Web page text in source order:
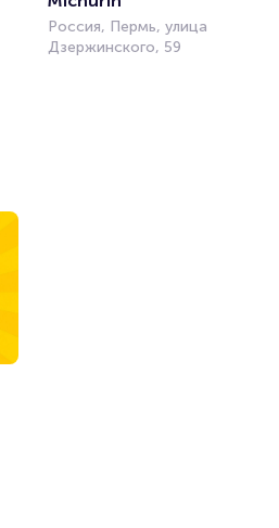
Россия, Пермь, улица
Дзержинского, 59